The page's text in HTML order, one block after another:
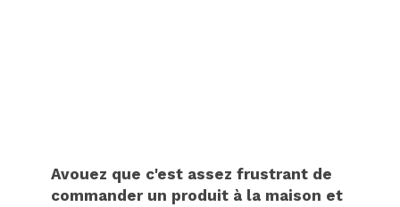
Avouez que c'est assez frustrant de
commander un produit à la maison et